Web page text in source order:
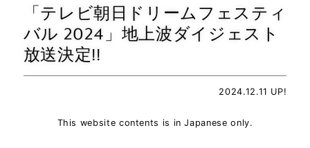
TAK MATSUMOTO
ERIC MARTIN
「テレビ朝日ドリームフェスティ
バル 2024」地上波ダイジェスト
放送決定!!
2024.12.11 UP!
This website contents is in Japanese only.